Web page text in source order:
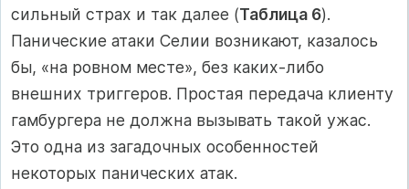
сильный страх и так далее (Таблица 6).
Панические атаки Селии возникают, казалось
бы, «на ровном месте», без каких-либо
внешних триггеров. Простая передача клиенту
гамбургера не должна вызывать такой ужас.
Это одна из загадочных особенностей
некоторых панических атак.